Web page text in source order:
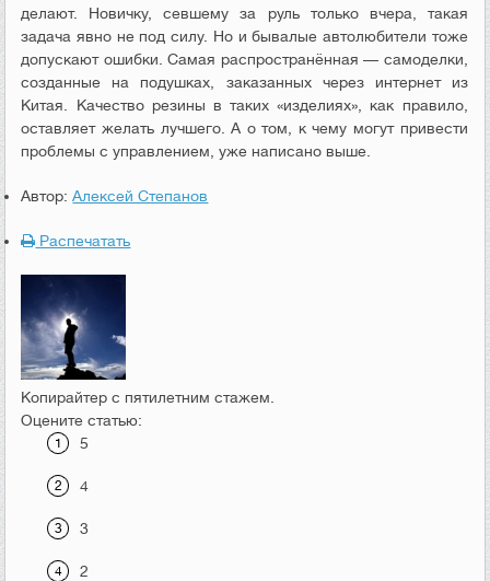
делают. Новичку, севшему за руль только вчера, такая
задача явно не под силу. Но и бывалые автолюбители тоже
допускают ошибки. Самая распространённая — самоделки,
созданные на подушках, заказанных через интернет из
Китая. Качество резины в таких «изделиях», как правило,
оставляет желать лучшего. А о том, к чему могут привести
проблемы с управлением, уже написано выше.
Автор:Алексей Степанов
Распечатать
Копирайтер с пятилетним стажем.
Оцените статью:
5
4
3
2